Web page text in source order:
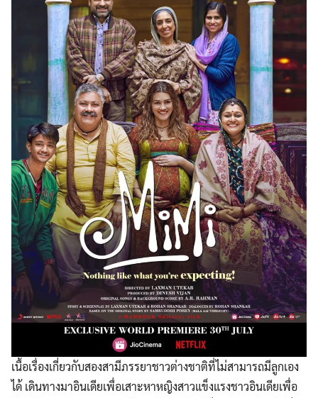
เนื้อเรื่องเกี่ยวกับสองสามีภรรยาชาวต่างชาติที่ไม่สามารถมีลูกเอง
ได้ เดินทางมาอินเดียเพื่อเสาะหาหญิงสาวแข็งแรงชาวอินเดียเพื่อ